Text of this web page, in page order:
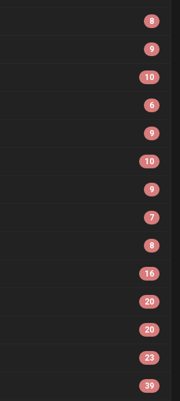
8
9
10
6
9
10
9
7
8
16
20
20
23
39